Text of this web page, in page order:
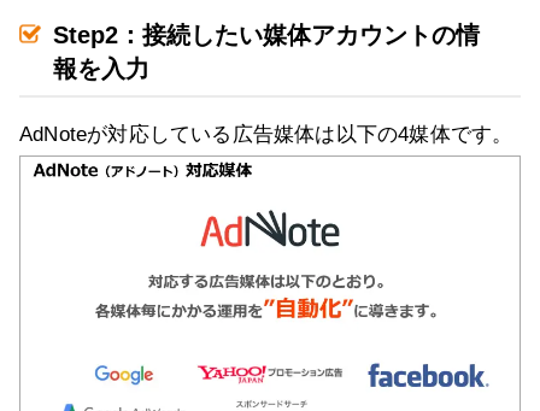
Step2：接続したい媒体アカウントの情
報を入力
AdNoteが対応している広告媒体は以下の4媒体です。